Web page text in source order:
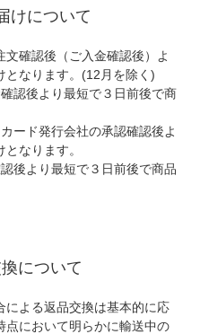
けについて
確認後（ご入金確認後）よ
となります。(12月を除く)
確認後より最短で３日前後で商
カード発行会社の承認確認後よ
なります。
認後より最短で３日前後で商品
について
による返品交換は基本的に応
点において明らかに輸送中の